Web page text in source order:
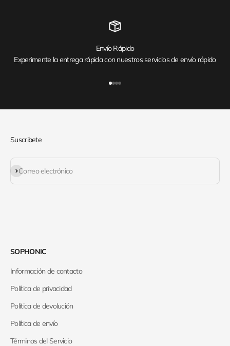
Envío Rápido
Experimente la entrega rápida con nuestros servicios de envío rápido
Suscribete
Correo electrónico
Suscribirse
SOPHONIC
Información de contacto
Política de privacidad
Política de devolución
Política de envío
Términos del Servicio